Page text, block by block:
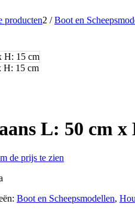
producten2 / Boot en
L: 50 cm x
de prijs te zien
Boot en Scheepsmodellen,